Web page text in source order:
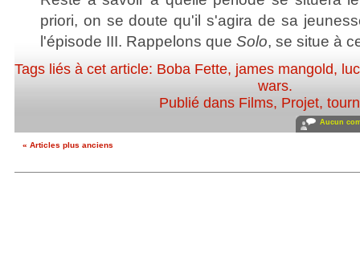
priori, on se doute qu'il s'agira de sa
l'épisode III. Rappelons que Solo, se situe à
Tags liés à cet article: Boba Fette, james mangold,
wars.
Publié dans Films, Projet,
Aucun
« Articles plus anciens